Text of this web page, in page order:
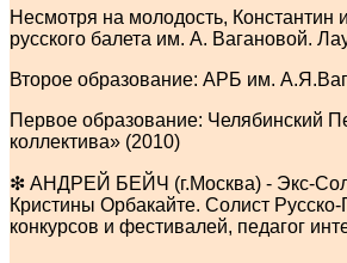
Несмотря на молодость,
русского балета им. А. Вагановой.
Второе образование: АРБ им.
Первое образование: Челябинский
коллектива» (2010)
❇ АНДРЕЙ БЕЙЧ (г.Москва) - Экс-
Кристины Орбакайте. Солист
конкурсов и фестивалей, педагог